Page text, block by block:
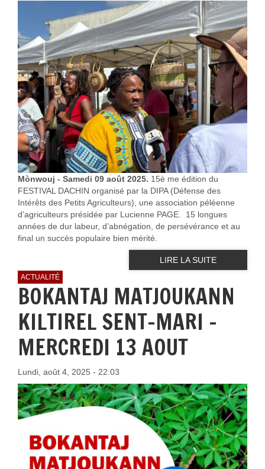
Mònwouj - Samedi 09 août 2025. 15è me édition du
FESTIVAL DACHIN organisé par la DIPA (Défense des
Intérêts des Petits Agriculteurs), une association péléenne
d’agriculteurs présidée par Lucienne PAGE. 15 longues
années de dur labeur, d’abnégation, de persévérance et au
final un succès populaire bien mérité.
LIRE LA SUITE
ACTUALITÉ
BOKANTAJ MATJOUKANN
KILTIREL SENT-MARI -
MERCREDI 13 AOUT
Lundi, août 4, 2025 - 22:03